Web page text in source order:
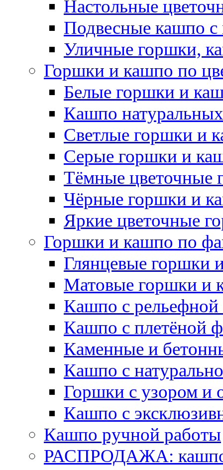
Настольные
Подвесные кашпо с
Уличные горшки,
Горшки и кашпо по
Белые горшки и
Кашпо
Светлые горшки и
Серые горшки и
Тёмные цветочные
Чёрные горшки и
Яркие цветочные
Горшки и кашпо по
Глянцевые горшки
Матовые горшки и
Кашпо с рельефной
Кашпо с плетёной
Каменные и
Кашпо с
Горшки с узором и
Кашпо с
Кашпо ручной работы
РАСПРОДАЖА: кашпо